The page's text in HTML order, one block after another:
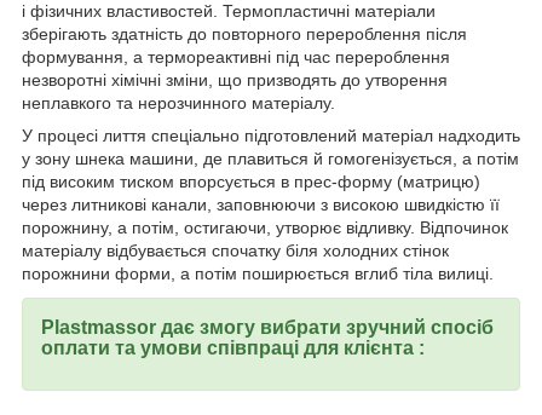
і фізичних властивостей. Термопластичні матеріали
зберігають здатність до повторного перероблення після
формування, а термореактивні під час перероблення
незворотні хімічні зміни, що призводять до утворення
неплавкого та нерозчинного матеріалу.
У процесі лиття спеціально підготовлений матеріал надходить
у зону шнека машини, де плавиться й гомогенізується, а потім
під високим тиском впорсується в прес-форму (матрицю)
через литникові канали, заповнюючи з високою швидкістю її
порожнину, а потім, остигаючи, утворює відливку. Відпочинок
матеріалу відбувається спочатку біля холодних стінок
порожнини форми, а потім поширюється вглиб тіла вилиці.
Plastmassor дає змогу вибрати зручний спосіб
оплати та умови співпраці для клієнта :